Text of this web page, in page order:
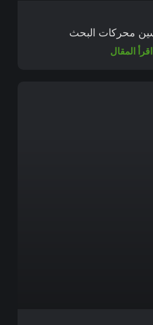
اقرأ المقال